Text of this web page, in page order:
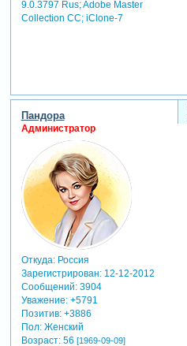
9.0.3797 Rus; Adobe Master
Collection СС; iClone-7
Пандора
Администратор
Откуда:Россия
Зарегистрирован: 12-12-2012
Сообщений:3904
Уважение: +5791
Позитив: +3886
Пол:Женский
Возраст:56 [1969-09-09]